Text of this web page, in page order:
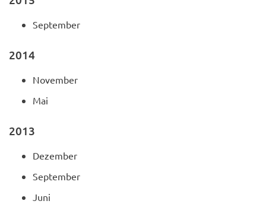
September
2014
November
Mai
2013
Dezember
September
Juni